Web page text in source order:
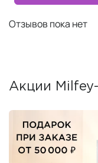
Отзывов пока нет
Акции